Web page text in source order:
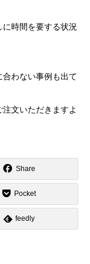
時間を要する状況
わない事例も出て
文いただきますよ
Share
Pocket
feedly